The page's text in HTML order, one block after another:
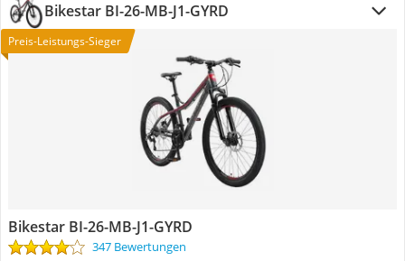
Bikestar BI-26-MB-J1-GYRD
Preis-Leistungs-Sieger
Bikestar BI-26-MB-J1-GYRD
347 Bewertungen